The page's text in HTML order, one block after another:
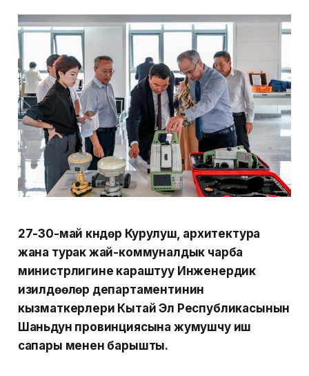
27-30-май күндөрү Курулуш, архитектура
жана турак жай-коммуналдык чарба
министрлигине караштуу Инженердик
изилдөөлөр департаментинин
кызматкерлери Кытай Эл Республикасынын
Шаньдун провинциясына жумушчу иш
сапары менен барышты.